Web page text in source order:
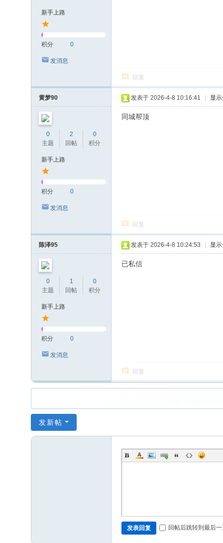
新手上路
积分 0
发消息
回复
黄梦90
0
主题
2
回帖
0
积分
新手上路
积分 0
发消息
发表于 2026-4-8 10:16:41 显
同城帮顶
回复
陈泽95
0
主题
1
回帖
0
积分
新手上路
积分 0
发消息
发表于 2026-4-8 10:24:53 显
已私信
回复
发新帖
发表回复 回帖后跳转到最后